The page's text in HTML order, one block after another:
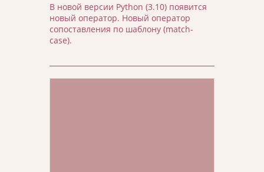
В новой версии Python (3.10) появится
новый оператор. Новый оператор
сопоставления по шаблону (match-
case).